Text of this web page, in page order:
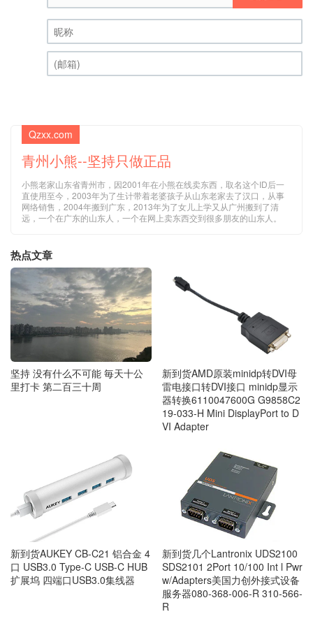
昵称 (必填)
Qzxx.com
青州小熊--坚持只做正品
小熊老家山东省青州市，因2001年在小熊在线卖东西，取名这个ID后一
直使用至今，2003年为了生计带着老婆孩子从山东老家去了汉口，从事
网络销售，2004年搬到广东，2013年为了女儿上学又从广州搬到了清
远，一个在广东的山东人，一个在网上卖东西交到很多朋友的山东人。
热点文章
坚持 没有什么不可能 毎天十公
里打卡 第二百三十周
新到货AMD原装minidp转DVI母
雷电接口转DVI接口 minidp显示
器转换6110047600G G9858C2
19-033-H Mini DisplayPort to D
VI Adapter
新到货AUKEY CB-C21 铝合金 4
口 USB3.0 Type-C USB-C HUB
扩展坞 四端口USB3.0集线器
新到货几个Lantronix UDS2100
SDS2101 2Port 10/100 Int l Pwr
w/Adapters美国力创外接式设备
服务器080-368-006-R 310-566-
R